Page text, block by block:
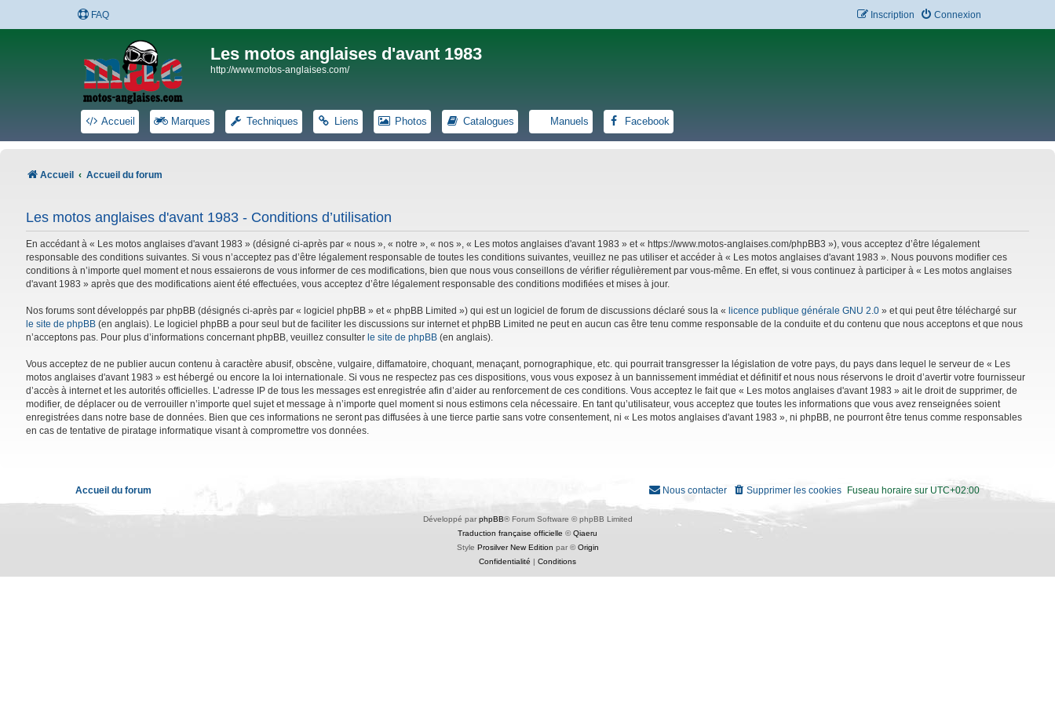
FAQ Connexion
Inscription
Les motos anglaises d'avant 1983
http://www.motos-anglaises.com/
Accueil Marques Techniques Liens Photos Catalogues Manuels Facebook
Accueil Accueil du forum
Les motos anglaises d'avant 1983 - Conditions d’utilisation
En accédant à « Les motos anglaises d'avant 1983 » (désigné ci-après par « nous », « notre », « nos », « Les motos anglaises d'avant 1983 » et « https://www.motos-anglaises.com/phpBB3 »), vous acceptez d’être légalement
responsable des conditions suivantes. Si vous n’acceptez pas d’être légalement responsable de toutes les conditions suivantes, veuillez ne pas utiliser et accéder à « Les motos anglaises d'avant 1983 ». Nous pouvons modifier ces
conditions à n’importe quel moment et nous essaierons de vous informer de ces modifications, bien que nous vous conseillons de vérifier régulièrement par vous-même. En effet, si vous continuez à participer à « Les motos anglaises
d'avant 1983 » après que des modifications aient été effectuées, vous acceptez d’être légalement responsable des conditions modifiées et mises à jour.
Nos forums sont développés par phpBB (désignés ci-après par « logiciel phpBB » et « phpBB Limited ») qui est un logiciel de forum de discussions déclaré sous la « licence publique générale GNU 2.0 » et qui peut être téléchargé sur
le site de phpBB (en anglais). Le logiciel phpBB a pour seul but de faciliter les discussions sur internet et phpBB Limited ne peut en aucun cas être tenu comme responsable de la conduite et du contenu que nous acceptons et que nous
n’acceptons pas. Pour plus d’informations concernant phpBB, veuillez consulter le site de phpBB (en anglais).
Vous acceptez de ne publier aucun contenu à caractère abusif, obscène, vulgaire, diffamatoire, choquant, menaçant, pornographique, etc. qui pourrait transgresser la législation de votre pays, du pays dans lequel le serveur de « Les
motos anglaises d'avant 1983 » est hébergé ou encore la loi internationale. Si vous ne respectez pas ces dispositions, vous vous exposez à un bannissement immédiat et définitif et nous nous réservons le droit d’avertir votre fournisseur
d’accès à internet et les autorités officielles. L’adresse IP de tous les messages est enregistrée afin d’aider au renforcement de ces conditions. Vous acceptez le fait que « Les motos anglaises d'avant 1983 » ait le droit de supprimer, de
modifier, de déplacer ou de verrouiller n’importe quel sujet et message à n’importe quel moment si nous estimons cela nécessaire. En tant qu’utilisateur, vous acceptez que toutes les informations que vous avez renseignées soient
enregistrées dans notre base de données. Bien que ces informations ne seront pas diffusées à une tierce partie sans votre consentement, ni « Les motos anglaises d'avant 1983 », ni phpBB, ne pourront être tenus comme responsables
en cas de tentative de piratage informatique visant à compromettre vos données.
Accueil du forum Fuseau horaire sur UTC+02:00
Supprimer les cookies
Nous contacter
Développé par phpBB® Forum Software © phpBB Limited
Traduction française officielle ©Qiaeru
Style Prosilver New Edition par ©Origin
Confidentialité
Conditions